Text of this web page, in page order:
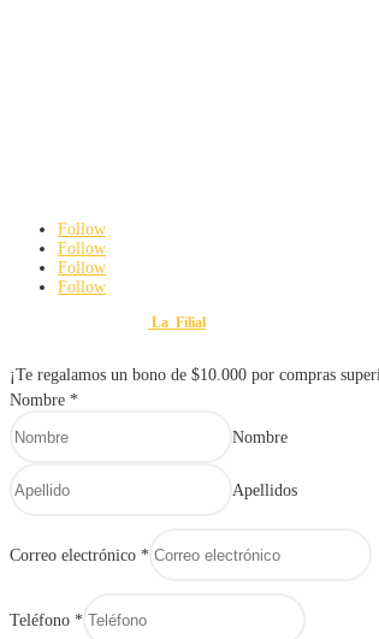
Follow
Follow
Follow
Follow
La_Filial
¡Te regalamos un bono de $10.000 por compras
Nombre *
Nombre
Apellidos
Correo electrónico *
Teléfono *